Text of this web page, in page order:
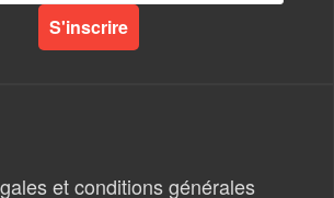
et conditions générales